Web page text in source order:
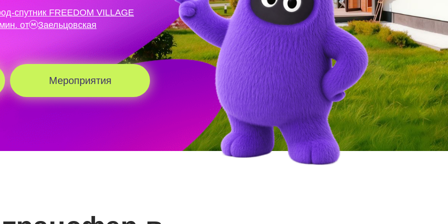
спутник FREEDOM VILLAGE
от
Заельцовская
Мероприятия